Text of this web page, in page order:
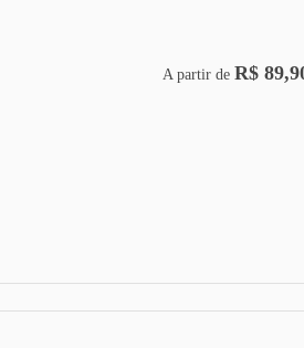
A partir de R$